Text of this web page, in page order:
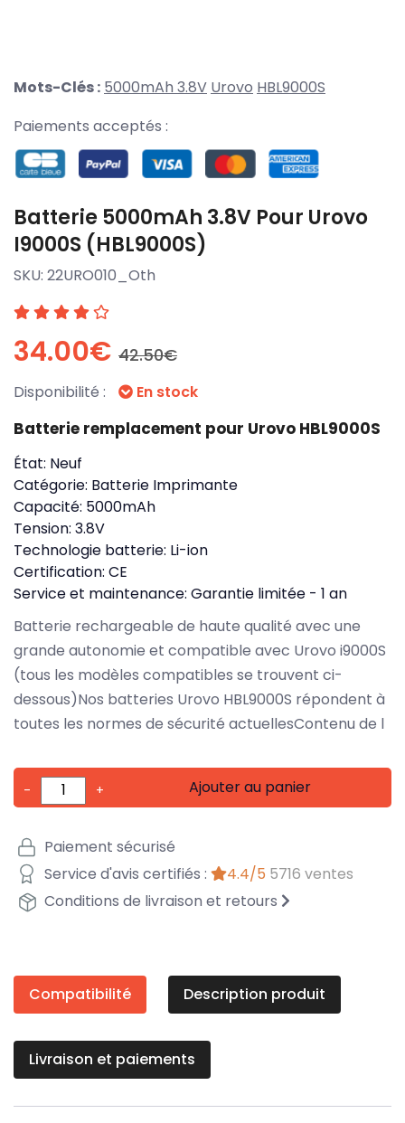
Mots-Clés : 5000mAh 3.8V Urovo HBL9000S
Paiements acceptés :
Batterie 5000mAh 3.8V Pour Urovo
I9000S (HBL9000S)
SKU: 22URO010_Oth
34.00€ 42.50€
Disponibilité : En stock
Batterie remplacement pour Urovo HBL9000S
État: Neuf
Catégorie: Batterie Imprimante
Capacité: 5000mAh
Tension: 3.8V
Technologie batterie: Li-ion
Certification: CE
Service et maintenance: Garantie limitée - 1 an
Batterie rechargeable de haute qualité avec une
grande autonomie et compatible avec Urovo i9000S
(tous les modèles compatibles se trouvent ci-
dessous)Nos batteries Urovo HBL9000S répondent à
toutes les normes de sécurité actuellesContenu de l
- + Ajouter au panier
Paiement sécurisé
Service d'avis certifiés :
4.4/5 5716 ventes
Conditions de livraison et retours
Compatibilité Description produit
Livraison et paiements